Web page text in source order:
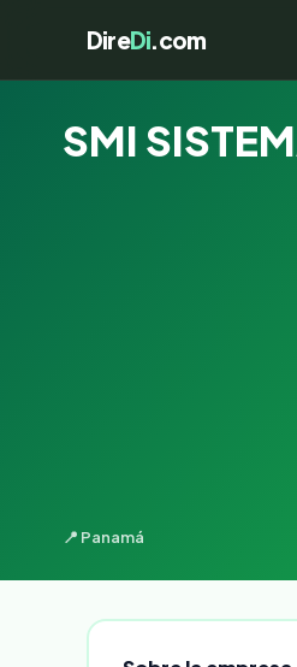
DireDi.com
SMI
📍 Panamá